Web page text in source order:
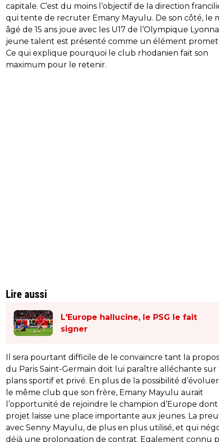
capitale. C’est du moins l’objectif de la direction
qui tente de recruter Emany Mayulu. De son côté, le
âgé de 15 ans joue avec les U17 de l’Olympique
jeune talent est présenté comme un élément
Ce qui explique pourquoi le club rhodanien fait son
maximum pour le retenir.
Lire aussi
L'Europe hallucine, le PSG le fait
signer
Il sera pourtant difficile de le convaincre tant la
du Paris Saint-Germain doit lui paraître alléchante sur
plans sportif et privé. En plus de la possibilité
le même club que son frère, Emany Mayulu aurait
l’opportunité de rejoindre le champion d’Europe
projet laisse une place importante aux jeunes. La
avec Senny Mayulu, de plus en plus utilisé, et qui
déjà une prolongation de contrat. Egalement connu